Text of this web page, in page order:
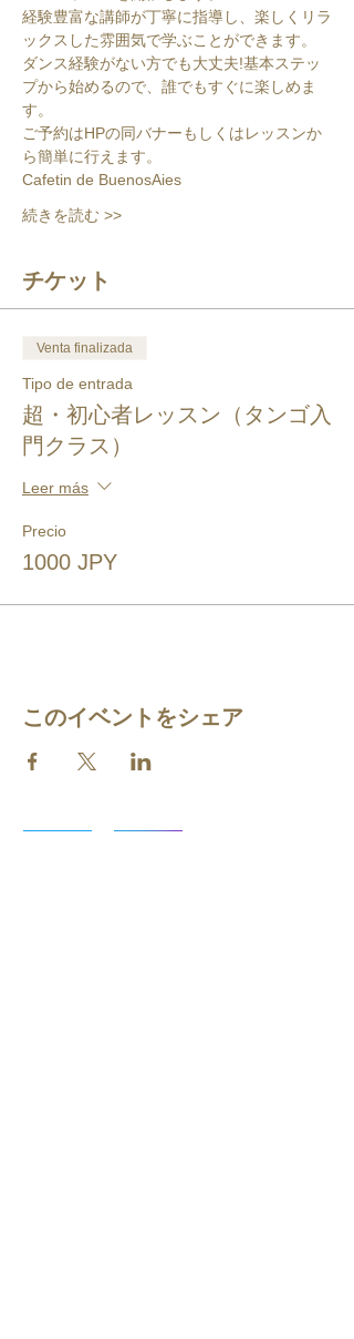
経験豊富な講師が丁寧に指導し、楽しくリラ
ックスした雰囲気で学ぶことができます。
ダンス経験がない方でも大丈夫!基本ステッ
プから始めるので、誰でもすぐに楽しめま
す。
ご予約はHPの同バナーもしくはレッスンか
ら簡単に行えます。
Cafetin de BuenosAies
続きを読む >>
チケット
Venta finalizada
Tipo de entrada
超・初心者レッスン（タンゴ入
門クラス）
Leer más
Precio
1000 JPY
このイベントをシェア